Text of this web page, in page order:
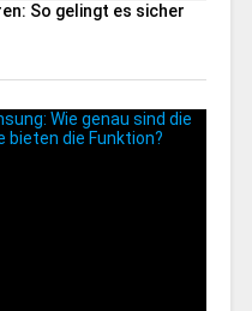
So gelingt es sicher